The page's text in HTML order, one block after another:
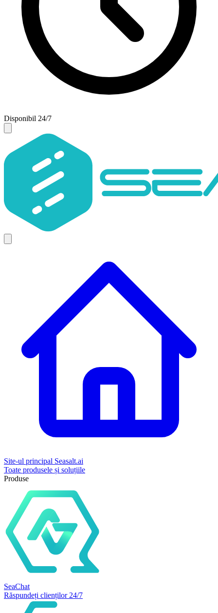
Disponibil 24/7
Site-ul principal Seasalt.ai
Toate produsele și soluțiile
Produse
SeaChat
Răspundeți clienților 24/7